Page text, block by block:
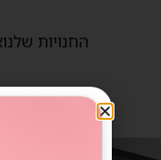
החנויות שלנו